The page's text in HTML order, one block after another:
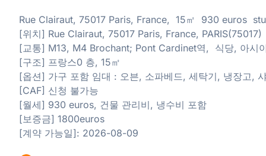
Rue Clairaut, 75017 Paris, France, 15㎡ 930 euros
[위치] Rue Clairaut, 75017 Paris, France, PARIS(75017)
[교통] M13, M4 Brochant; Pont Cardinet역, 식당, 아시
[구조] 프랑스0 층, 15㎡
[옵션] 가구 포함 임대 : 오븐, 소파베드, 세탁기, 냉장고,
[CAF] 신청 불가능
[월세] 930 euros, 건물 관리비, 냉수비 포함
[보증금] 1800euros
[계약 가능일]: 2026-08-09